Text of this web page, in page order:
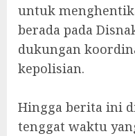
untuk
berada pada
dukungan
kepolisian.
‎Hingga berita ini
tenggat waktu